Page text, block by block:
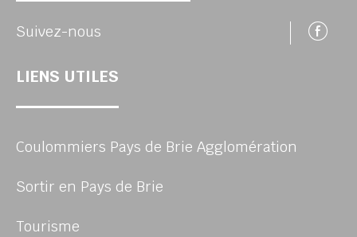
Suivez-nous
LIENS UTILES
Coulommiers Pays de Brie Agglomération
Sortir en Pays de Brie
Tourisme